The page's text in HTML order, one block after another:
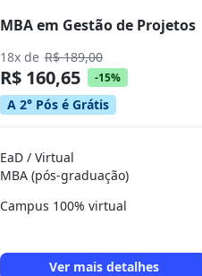
MBA em Gestão de Projetos
18x de R$ 189,00
R$ 160,65 -15%
A 2° Pós é Grátis
EaD / Virtual
MBA (pós-graduação)
Campus 100% virtual
Ver mais detalhes